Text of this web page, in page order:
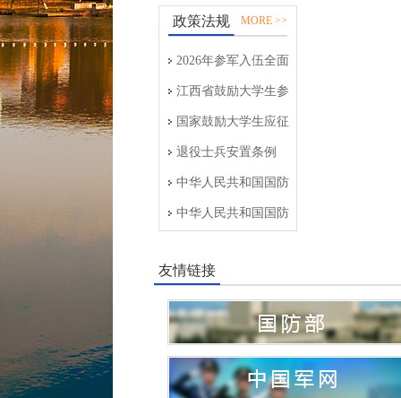
政策法规 MORE >>
2026年参军入伍全面
完整攻略
江西省鼓励大学生参
军入伍政策（国家和
江西省）
国家鼓励大学生应征
入伍服义务兵役政策
退役士兵安置条例
中华人民共和国国防
教育法
中华人民共和国国防
友情链接